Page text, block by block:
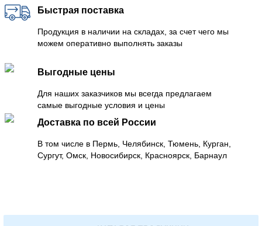
Быстрая поставка
Продукция в наличии на складах, за счет чего мы
можем оперативно выполнять заказы
Выгодные цены
Для наших заказчиков мы всегда предлагаем
самые выгодные условия и цены
Доставка по всей России
В том числе в Пермь, Челябинск, Тюмень, Курган,
Сургут, Омск, Новосибирск, Красноярск, Барнаул